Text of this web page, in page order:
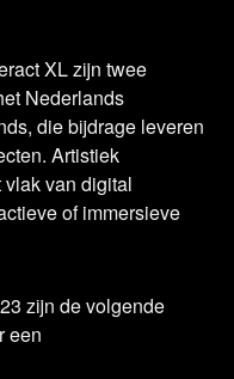
XL zijn twee
Nederlands
die bijdrage leveren
Artistiek
van digital
of immersieve
zijn de volgende
een